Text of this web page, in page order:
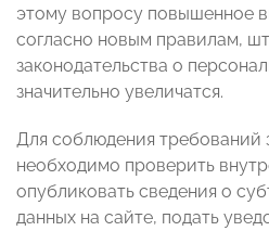
этому вопросу повышенное
согласно новым правилам,
законодательства о
значительно увеличатся.
Для соблюдения требований
необходимо проверить
опубликовать сведения о
данных на сайте, подать